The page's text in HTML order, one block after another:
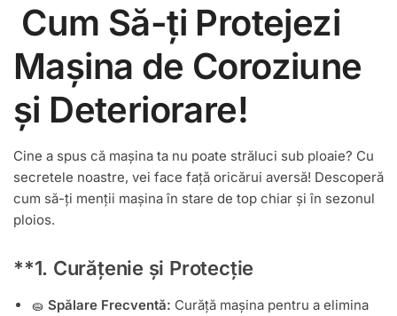
Cum Să-ți Protejezi
Mașina de Coroziune
și Deteriorare!
Cine a spus că mașina ta nu poate străluci sub ploaie? Cu
secretele noastre, vei face față oricărui aversă! Descoperă
cum să-ți menții mașina în stare de top chiar și în sezonul
ploios.
**1. Curățenie și Protecție
🧽 Spălare Frecventă: Curăță mașina pentru a elimina